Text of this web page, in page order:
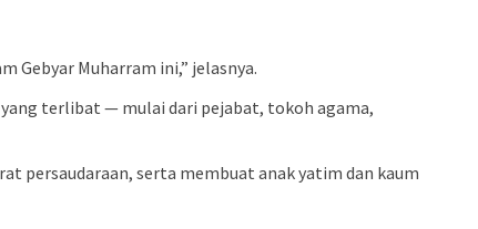
Gebyar Muharram ini,” jelasnya.
yang terlibat — mulai dari pejabat, tokoh agama,
persaudaraan, serta membuat anak yatim dan kaum